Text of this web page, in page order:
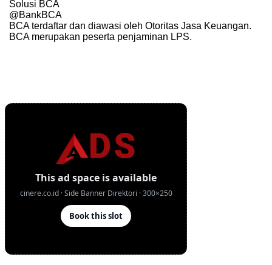
Solusi BCA
@BankBCA
BCA terdaftar dan diawasi oleh Otoritas Jasa Keuangan.
BCA merupakan peserta penjaminan LPS.